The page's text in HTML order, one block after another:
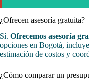
¿Ofrecen asesoría gratuita?
Sí. Ofrecemos asesoría
opciones en Bogotá,
estimación de costos y
¿Cómo comparar un